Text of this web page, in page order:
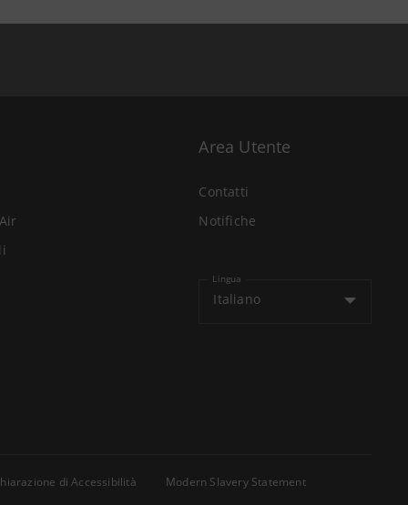
Area Utente
Contatti
Notifiche
Lingua
Italiano
di Accessibilità
Modern Slavery Statement